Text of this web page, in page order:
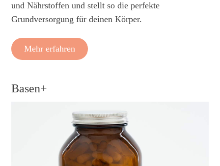
und Nährstoffen und stellt so die perfekte
Grundversorgung für deinen Körper.
Mehr erfahren
Basen+